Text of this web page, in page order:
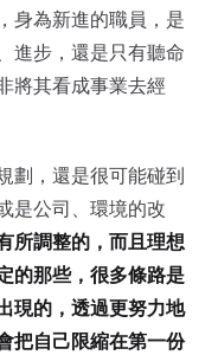
身為新進的職員，是
進步，還是只有聽命
將其看成事業去經
劃，還是很可能碰到
是公司、環境的改
所調整的，而且理想
的那些，很多條路是
現的，透過更努力地
把自己限縮在第一份